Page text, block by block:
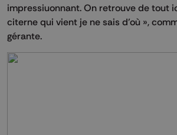
impressiuonnant. On retrouve de tout
citerne qui vient je ne sais d’où »,
gérante.